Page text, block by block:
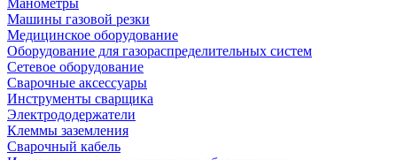
Манометры
Машины газовой резки
Медицинское оборудование
Оборудование для газораспределительных систем
Сетевое оборудование
Сварочные аксессуары
Инструменты сварщика
Электрододержатели
Клеммы заземления
Сварочный кабель